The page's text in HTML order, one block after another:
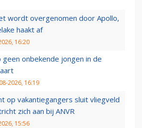
wordt overgenomen door Apollo,
haakt af
16:20
geen onbekende jongen in de
2026, 16:19
op vakantiegangers sluit vliegveld
zich aan bij ANVR
15:56